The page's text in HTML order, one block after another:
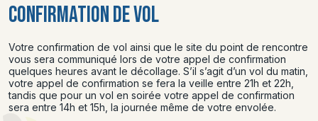
CONFIRMATION DE VOL
Votre confirmation de vol ainsi que le site du point de rencontre
vous sera communiqué lors de votre appel de confirmation
quelques heures avant le décollage. S’il s’agit d’un vol du matin,
votre appel de confirmation se fera la veille entre 21h et 22h,
tandis que pour un vol en soirée votre appel de confirmation
sera entre 14h et 15h, la journée même de votre envolée.